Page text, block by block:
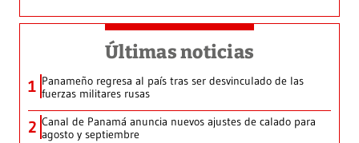
Últimas noticias
1 Panameño regresa al país tras ser desvinculado de las
fuerzas militares rusas
2 Canal de Panamá anuncia nuevos ajustes de calado para
agosto y septiembre